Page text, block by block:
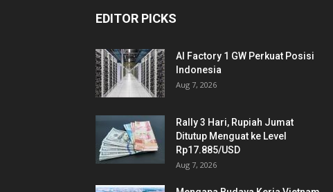
EDITOR PICKS
AI Factory 1 GW Perkuat Posisi
Indonesia
Aug 7, 2026
Rally 3 Hari, Rupiah Jumat
Ditutup Menguat ke Level
Rp17.885/USD
Aug 7, 2026